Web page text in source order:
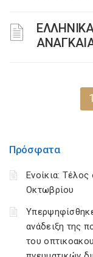
1
Πρόσφατα
Ενοίκια:
Οκτωβρίου
ανάδειξη της
του